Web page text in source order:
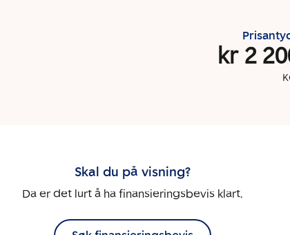
kr 2
Skal du på visning?
Da er det lurt å ha finansieringsbevis klart.